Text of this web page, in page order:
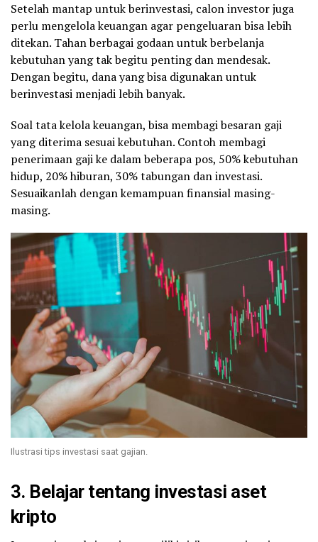
Setelah mantap untuk berinvestasi, calon investor juga
perlu mengelola keuangan agar pengeluaran bisa lebih
ditekan. Tahan berbagai godaan untuk berbelanja
kebutuhan yang tak begitu penting dan mendesak.
Dengan begitu, dana yang bisa digunakan untuk
berinvestasi menjadi lebih banyak.
Soal tata kelola keuangan, bisa membagi besaran gaji
yang diterima sesuai kebutuhan. Contoh membagi
penerimaan gaji ke dalam beberapa pos, 50% kebutuhan
hidup, 20% hiburan, 30% tabungan dan investasi.
Sesuaikanlah dengan kemampuan finansial masing-
masing.
Ilustrasi tips investasi saat gajian.
3. Belajar tentang investasi aset
kripto